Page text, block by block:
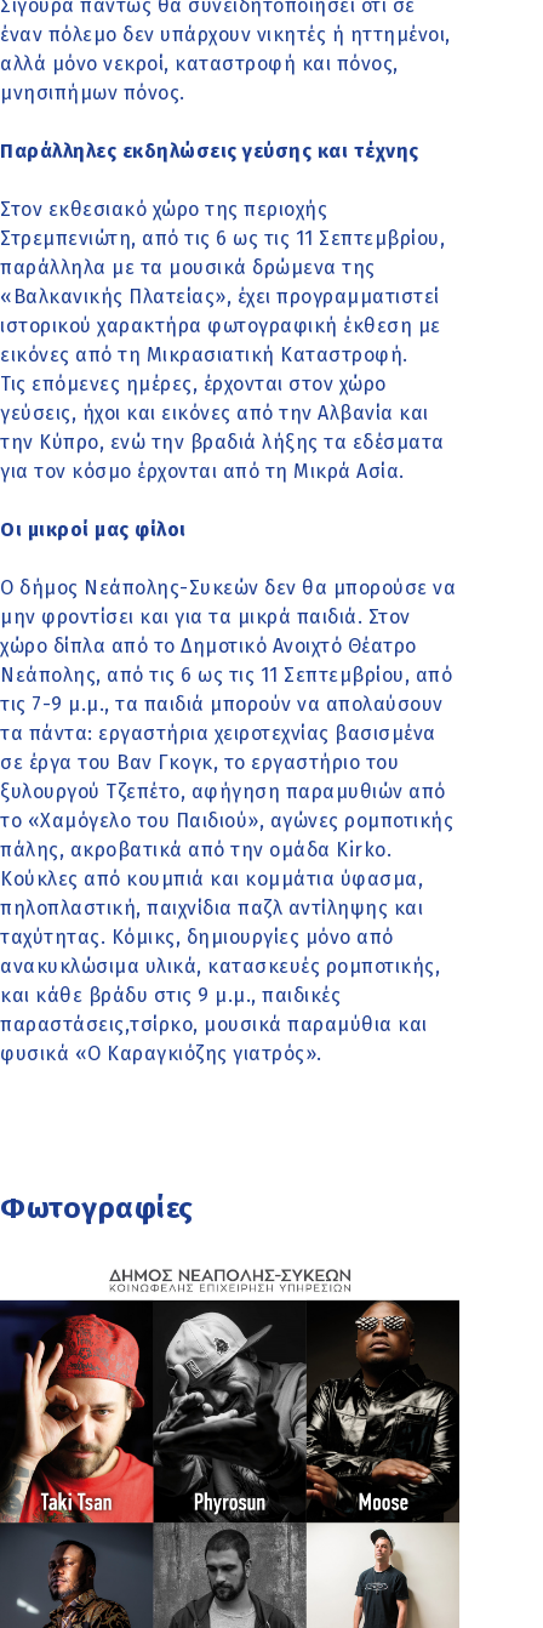
Σίγουρα πάντως θα συνειδητοποιήσει ότι σε
έναν πόλεμο δεν υπάρχουν νικητές ή ηττημένοι,
αλλά μόνο νεκροί, καταστροφή και πόνος,
μνησιπήμων πόνος.
Παράλληλες εκδηλώσεις γεύσης και τέχνης
Στον εκθεσιακό χώρο της περιοχής
Στρεμπενιώτη, από τις 6 ως τις 11 Σεπτεμβρίου,
παράλληλα με τα μουσικά δρώμενα της
«Βαλκανικής Πλατείας», έχει προγραμματιστεί
ιστορικού χαρακτήρα φωτογραφική έκθεση με
εικόνες από τη Μικρασιατική Καταστροφή.
Τις επόμενες ημέρες, έρχονται στον χώρο
γεύσεις, ήχοι και εικόνες από την Αλβανία και
την Κύπρο, ενώ την βραδιά λήξης τα εδέσματα
για τον κόσμο έρχονται από τη Μικρά Ασία.
Οι μικροί μας φίλοι
Ο δήμος Νεάπολης-Συκεών δεν θα μπορούσε να
μην φροντίσει και για τα μικρά παιδιά. Στον
χώρο δίπλα από το Δημοτικό Ανοιχτό Θέατρο
Νεάπολης, από τις 6 ως τις 11 Σεπτεμβρίου, από
τις 7-9 μ.μ., τα παιδιά μπορούν να απολαύσουν
τα πάντα: εργαστήρια χειροτεχνίας βασισμένα
σε έργα του Βαν Γκογκ, το εργαστήριο του
ξυλουργού Τζεπέτο, αφήγηση παραμυθιών από
το «Χαμόγελο του Παιδιού», αγώνες ρομποτικής
πάλης, ακροβατικά από την ομάδα Kirko.
Κούκλες από κουμπιά και κομμάτια ύφασμα,
πηλοπλαστική, παιχνίδια παζλ αντίληψης και
ταχύτητας. Κόμικς, δημιουργίες μόνο από
ανακυκλώσιμα υλικά, κατασκευές ρομποτικής,
και κάθε βράδυ στις 9 μ.μ., παιδικές
παραστάσεις,τσίρκο, μουσικά παραμύθια και
φυσικά «Ο Καραγκιόζης γιατρός».
Φωτογραφίες